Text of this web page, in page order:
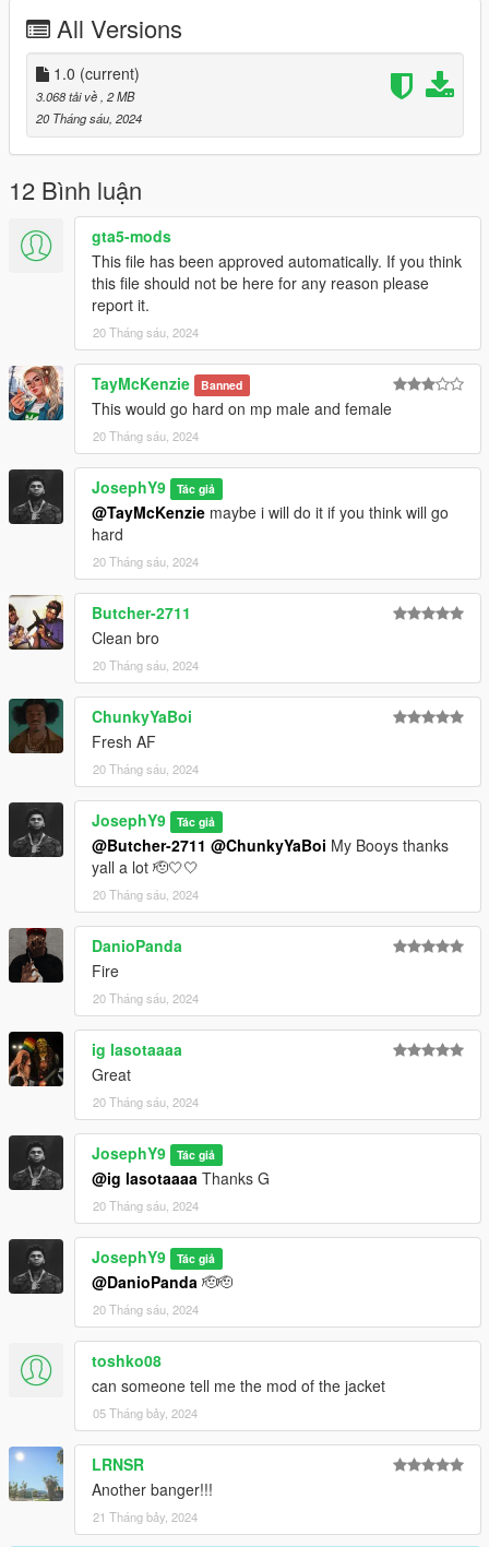
All Versions
1.0 (current)
3.068 tải về , 2 MB
20 Tháng sáu, 2024
12 Bình luận
gta5-mods
This file has been approved automatically. If you think
this file should not be here for any reason please
report it.
20 Tháng sáu, 2024
TayMcKenzie Banned
This would go hard on mp male and female
20 Tháng sáu, 2024
JosephY9 Tác giả
@TayMcKenzie maybe i will do it if you think will go
hard
20 Tháng sáu, 2024
Butcher-2711
Clean bro
20 Tháng sáu, 2024
ChunkyYaBoi
Fresh AF
20 Tháng sáu, 2024
JosephY9 Tác giả
@Butcher-2711 @ChunkyYaBoi My Booys thanks
yall a lot 🫡🤍🤍
20 Tháng sáu, 2024
DanioPanda
Fire
20 Tháng sáu, 2024
ig lasotaaaa
Great
20 Tháng sáu, 2024
JosephY9 Tác giả
@ig lasotaaaa Thanks G
20 Tháng sáu, 2024
JosephY9 Tác giả
@DanioPanda 🫡🫡
20 Tháng sáu, 2024
toshko08
can someone tell me the mod of the jacket
05 Tháng bảy, 2024
LRNSR
Another banger!!!
21 Tháng bảy, 2024